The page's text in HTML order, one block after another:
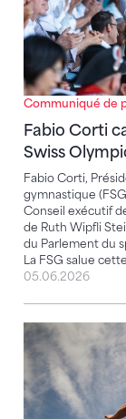
Communiqué de
Fabio Corti
Swiss
Fabio Corti,
gymnastique
Conseil exécutif
de Ruth Wipfli
du Parlement du
La FSG salue
05.06.2026
Lancement